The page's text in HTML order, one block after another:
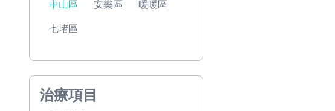
中山區 安樂區 暖暖區
七堵區
治療項目